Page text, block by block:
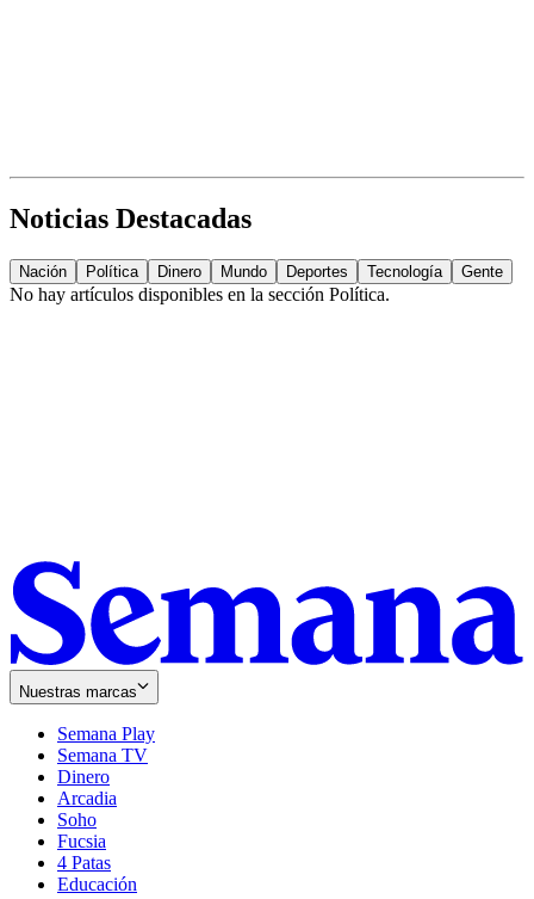
Noticias Destacadas
Nación Política Dinero Mundo Deportes Tecnología Gente
No hay artículos disponibles en la sección Política.
Nuestras marcas
Semana Play
Semana TV
Dinero
Arcadia
Soho
in
new
window
Fucsia
in
new
4 Patas
Educación